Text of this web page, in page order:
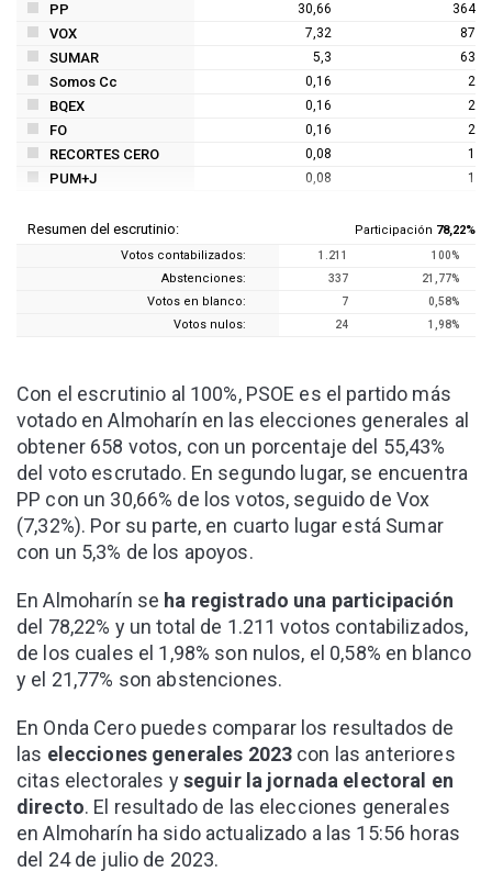
PP 30,66 364
VOX 7,32 87
SUMAR 5,3 63
Somos Cc 0,16 2
BQEX 0,16 2
FO 0,16 2
RECORTES CERO 0,08 1
PUM+J 0,08 1
Resumen del escrutinio: Participación 78,22%
Votos contabilizados:
1.211 100%
Abstenciones: 337 21,77%
Votos en blanco: 7 0,58%
Votos nulos: 24 1,98%
Con el escrutinio al 100%, PSOE es el partido más
votado en Almoharín en las elecciones generales al
obtener 658 votos, con un porcentaje del 55,43%
del voto escrutado. En segundo lugar, se encuentra
PP con un 30,66% de los votos, seguido de Vox
(7,32%). Por su parte, en cuarto lugar está Sumar
con un 5,3% de los apoyos.
En Almoharín se ha registrado una participación
del 78,22% y un total de 1.211 votos contabilizados,
de los cuales el 1,98% son nulos, el 0,58% en blanco
y el 21,77% son abstenciones.
En Onda Cero puedes comparar los resultados de
las elecciones generales 2023 con las anteriores
citas electorales yseguir la jornada electoral en
directo. El resultado de las elecciones generales
en Almoharín ha sido actualizado a las 15:56 horas
del 24 de julio de 2023.